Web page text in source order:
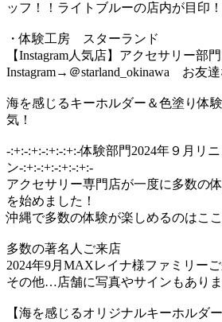
ッフ！！ライトブルーの店内が目印！
・体験工房 スターランド
【Instagram人気店】アクセサリー部
Instagram→＠starland_okinawa お友達
海を感じるキーホルダー＆色塗り体
気！
-:+:-:+:-:+:-:+:-体験部門2024年９月リ
ン-:+:-:+:-:+:-:+:-
アクセサリー専門店が一度に多数の
を始めました！
沖縄で多数の体験が楽しめるのはここ
多数の著名人ご来店
2024年9月MAXレイナ様ファミリー
その他…店舗に写真やサインもありま
【海を感じるオリジナルキーホルダー